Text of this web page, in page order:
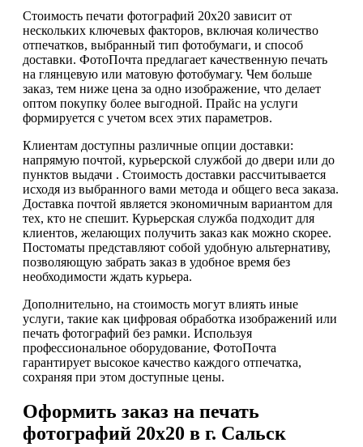
Стоимость печати фотографий 20х20 зависит от
нескольких ключевых факторов, включая количество
отпечатков, выбранный тип фотобумаги, и способ
доставки. ФотоПочта предлагает качественную печать
на глянцевую или матовую фотобумагу. Чем больше
заказ, тем ниже цена за одно изображение, что делает
оптом покупку более выгодной. Прайс на услуги
формируется с учетом всех этих параметров.
Клиентам доступны различные опции доставки:
напрямую почтой, курьерской службой до двери или до
пунктов выдачи . Стоимость доставки рассчитывается
исходя из выбранного вами метода и общего веса заказа.
Доставка почтой является экономичным вариантом для
тех, кто не спешит. Курьерская служба подходит для
клиентов, желающих получить заказ как можно скорее.
Постоматы представляют собой удобную альтернативу,
позволяющую забрать заказ в удобное время без
необходимости ждать курьера.
Дополнительно, на стоимость могут влиять иные
услуги, такие как цифровая обработка изображений или
печать фотографий без рамки. Используя
профессиональное оборудование, ФотоПочта
гарантирует высокое качество каждого отпечатка,
сохраняя при этом доступные цены.
Оформить заказ на печать
фотографий 20х20 в г. Сальск